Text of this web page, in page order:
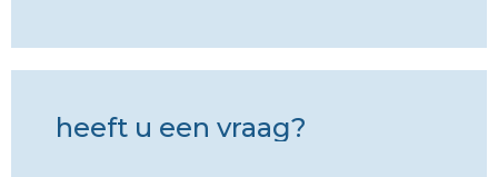
heeft u een vraag?